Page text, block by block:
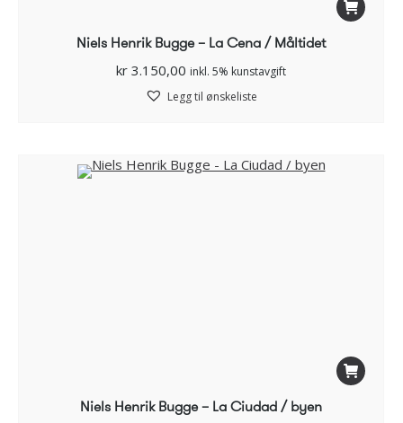
Niels Henrik Bugge – La Cena / Måltidet
kr 3.150,00 inkl. 5% kunstavgift
Legg til ønskeliste
Niels Henrik Bugge – La Ciudad / byen